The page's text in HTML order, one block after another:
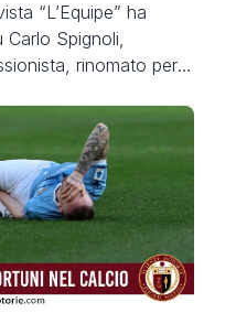
“L’Equipe” ha
Spignoli,
rinomato per
Carlo Spignoli è
de Marseille,
un campionato
classifica, […]